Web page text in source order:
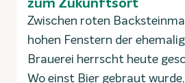
Zwischen roten
hohen Fenstern der
Brauerei herrscht heute
Wo einst Bier gebraut